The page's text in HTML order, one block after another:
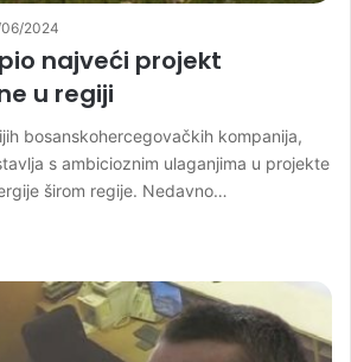
2024
najveći projekt
u regiji
bosanskohercegovačkih kompanija,
s ambicioznim ulaganjima u projekte
širom regije. Nedavno…